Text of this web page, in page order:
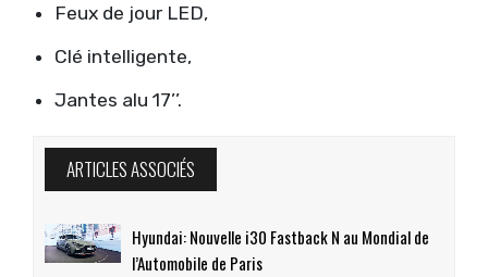
Feux de jour LED,
Clé intelligente,
Jantes alu 17’’.
ARTICLES ASSOCIÉS
Hyundai: Nouvelle i30 Fastback N au Mondial de
l’Automobile de Paris